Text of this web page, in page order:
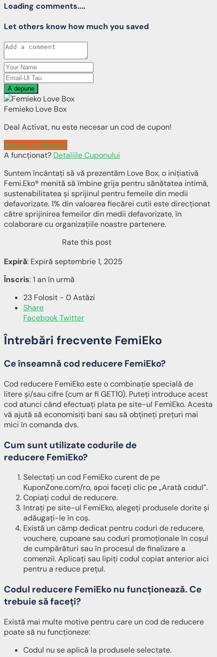
Loading comments....
Let others know how much you saved
A depune
Femieko Love Box
Deal Activat, nu este necesar un cod de cupon!
Merge La Magazin
A funcționat? Detaliile Cuponului
Suntem încântați să vă prezentăm Love Box, o inițiativă
Femi.Eko® menită să îmbine grija pentru sănătatea intimă,
sustenabilitatea și sprijinul pentru femeile din medii
defavorizate. 1% din valoarea fiecărei cutii este direcționat
către sprijinirea femeilor din medii defavorizate, în
colaborare cu organizațiile noastre partenere.
Rate this post
Expiră: Expiră septembrie 1, 2025
Înscris: 1 an în urmă
23 Folosit - 0 Astăzi
Share
FacebookTwitter
Întrebări frecvente FemiEko
Ce înseamnă cod reducere FemiEko?
Cod reducere FemiEko este o combinație specială de
litere și/sau cifre (cum ar fi GET10). Puteți introduce acest
cod atunci când efectuați plata pe site-ul FemiEko. Acesta
vă ajută să economisiți bani sau să obțineți prețuri mai
mici în comanda dvs.
Cum sunt utilizate codurile de
reducere FemiEko?
Selectați un cod FemiEko curent de pe
KuponZone.com/ro, apoi faceți clic pe „Arată codul”.
Copiați codul de reducere.
Intrați pe site-ul FemiEko, alegeți produsele dorite și
adăugați-le în coș.
Există un câmp dedicat pentru coduri de reducere,
vouchere, cupoane sau coduri promoționale în coșul
de cumpărături sau în procesul de finalizare a
comenzii. Aplicați sau lipiți codul copiat anterior aici
pentru a reduce prețul.
Codul reducere FemiEko nu funcționează. Ce
trebuie să faceți?
Există mai multe motive pentru care un cod de reducere
poate să nu funcționeze:
Codul nu se aplică la produsele selectate.